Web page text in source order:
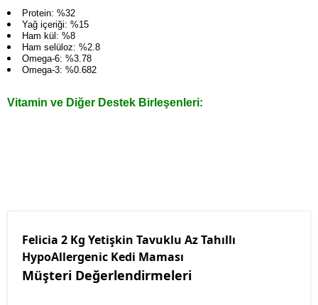
Protein: %32
Yağ içeriği: %15
Ham kül: %8
Ham selüloz: %2.8
Omega-6: %3.78
Omega-3: %0.682
Vitamin ve Diğer Destek Birleşenleri:
Felicia 2 Kg Yetişkin Tavuklu Az Tahıllı
HypoAllergenic Kedi Maması
Müşteri Değerlendirmeleri